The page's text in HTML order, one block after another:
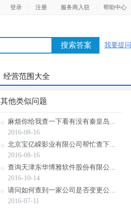
登录 注册 服务商入驻 帮助中心
搜索答案 我要提问
经营范围大全
其他类似问题
麻烦你给我查一下看有没有秦皇岛...
2016-08-16
北京宝亿嵘影业有限公司帮忙查下...
2016-08-16
查询天津东华博雅软件股份有限公...
2016-10-14
请问如何查到一家公司是否变更公...
2016-07-11